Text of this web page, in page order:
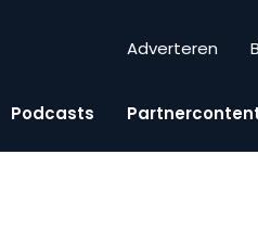
Adverteren
Podcasts